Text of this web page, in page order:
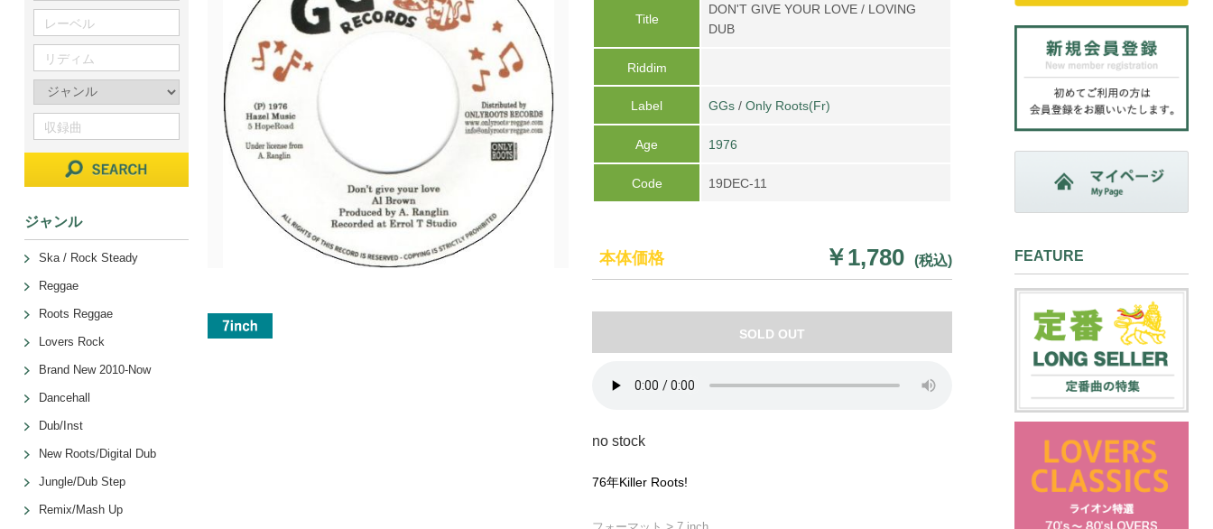
Title
DON'T GIVE YOUR LOVE / LOVING
DUB
Riddim
Label GGs /Only Roots(Fr)
Age 1976
Code 19DEC-11
本体価格 ￥1,780 (税込)
SOLD OUT
no stock
76年Killer Roots!
>
ジャンル
Ska / Rock Steady
Reggae
Roots Reggae
Lovers Rock
Brand New 2010-Now
Dancehall
Dub/Inst
New Roots/Digital Dub
Jungle/Dub Step
Remix/Mash Up
FEATURE